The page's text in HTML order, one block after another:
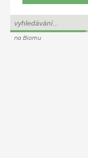
na Biomu